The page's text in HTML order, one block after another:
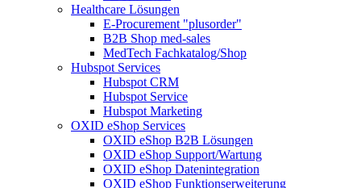
Healthcare Lösungen
E-Procurement "plusorder"
B2B Shop med-sales
MedTech Fachkatalog/Shop
Hubspot Services
Hubspot CRM
Hubspot Service
Hubspot Marketing
OXID eShop Services
OXID eShop B2B Lösungen
OXID eShop Support/Wartung
OXID eShop Datenintegration
OXID eShop Funktionserweiterung